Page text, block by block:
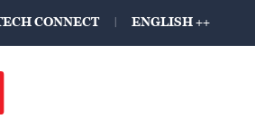
CONNECT ENGLISH ++